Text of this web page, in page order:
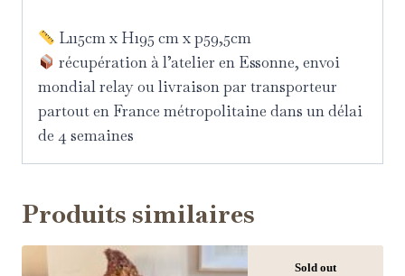
L115cm x H195 cm x p59,5cm
récupération à l’atelier en Essonne, envoi
mondial relay ou livraison par transporteur
partout en France métropolitaine dans un délai
de 4 semaines
Produits similaires
Sold out